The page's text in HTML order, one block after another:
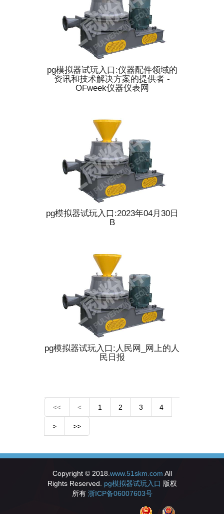
pg模拟器试玩入口:仪器配件领域的
资讯和技术解决方案的提供者 -
OFweek仪器仪表网
pg模拟器试玩入口:2023年04月30日
B
pg模拟器试玩入口:人民网_网上的人
民日报
<< < 1 2 3 4
> >>
Copyright © 2018. www.51skm.com All
Rights Reserved. pg模拟器试玩入口 版权
所有 浙ICP备06007603号